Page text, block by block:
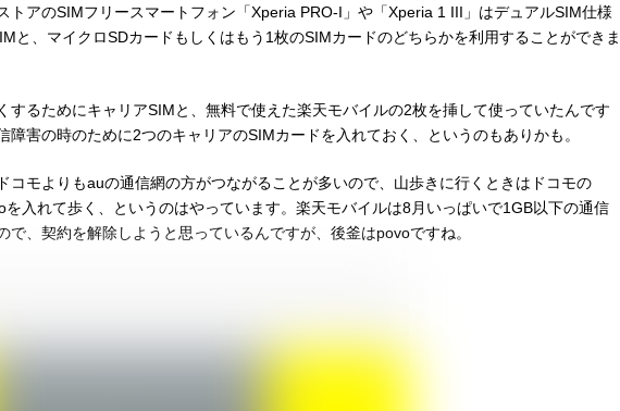
トアのSIMフリースマートフォン「Xperia PRO-I」や「Xperia 1 III」はデュアルSIM仕様
と、マイクロSDカードもしくはもう1枚のSIMカードのどちらかを利用することができま
するためにキャリアSIMと、無料で使えた楽天モバイルの2枚を挿して使っていたんです
障害の時のために2つのキャリアのSIMカードを入れておく、というのもありかも。
コモよりもauの通信網の方がつながることが多いので、山歩きに行くときはドコモの
入れて歩く、というのはやっています。楽天モバイルは8月いっぱいで1GB以下の通信
で、契約を解除しようと思っているんですが、後釜はpovoですね。